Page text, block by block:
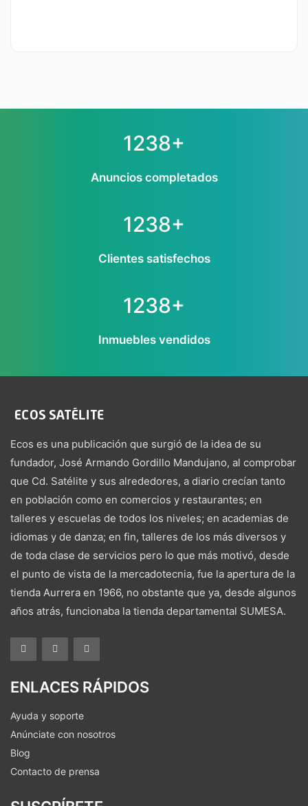
1238+
Anuncios completados
1238+
Clientes satisfechos
1238+
Inmuebles vendidos
Ecos es una publicación que surgió de la idea de su
fundador, José Armando Gordillo Mandujano, al comprobar
que Cd. Satélite y sus alrededores, a diario crecían tanto
en población como en comercios y restaurantes; en
talleres y escuelas de todos los niveles; en academias de
idiomas y de danza; en fin, talleres de los más diversos y
de toda clase de servicios pero lo que más motivó, desde
el punto de vista de la mercadotecnia, fue la apertura de la
tienda Aurrera en 1966, no obstante que ya, desde algunos
años atrás, funcionaba la tienda departamental SUMESA.
ENLACES RÁPIDOS
Ayuda y soporte
Anúnciate con nosotros
Blog
Contacto de prensa